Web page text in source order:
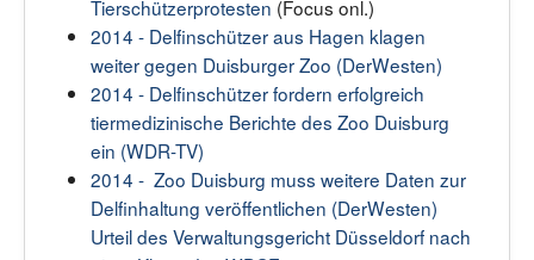
Tierschützerprotesten (Focus onl.)
2014 - Delfinschützer aus Hagen klagen
weiter gegen Duisburger Zoo (DerWesten)
2014 - Delfinschützer fordern erfolgreich
tiermedizinische Berichte des Zoo Duisburg
ein (WDR-TV)
2014 - Zoo Duisburg muss weitere Daten zur
Delfinhaltung veröffentlichen (DerWesten)
Urteil des Verwaltungsgericht Düsseldorf nach